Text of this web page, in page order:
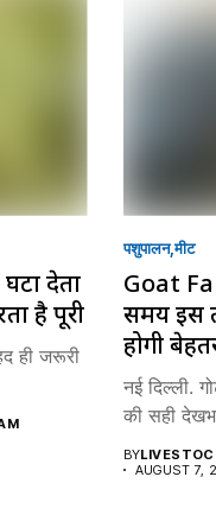
देता
है पूरी
ही जरूरी
पशुपालन मीट
Goat
समय इस
होगी
नई दिल्ली.
की सही
BY
AUGUST 7,